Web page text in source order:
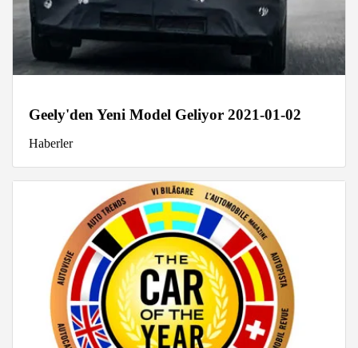
Geely'den Yeni Model Geliyor 2021-01-02
Haberler